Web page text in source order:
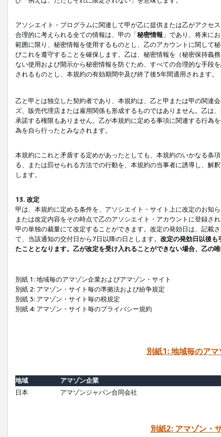
アソシエイト・プログラムに関連して甲が乙に提供または乙がアクセ
合理的に考えられる全ての情報は、甲の「秘密情報 」であり、将来に
範囲に限り、秘密情報を使用するものとし、乙のアカウントに関して
びこれを遵守することを確保します。乙は、秘密情報を（秘密保持義
ない使用および開示から秘密情報を防ぐため、すべての合理的な手段
されるものとし、本規約の有効期間中及び終了後5年間適用されます。
乙と甲とは独立した契約者であり、本規約は、乙と甲または甲の関連
ズ、販売代理店または雇用関係も形成するものではありません。乙は
承諾する権限もありません。乙が本規約に定める事項に関連する行為
為を自ら行ったとみなされます。
本規約にこれと矛盾する定めがあったとしても、本規約のいかなる条
る、または罰せられる方法での行動を、本規約の当事者に誘導し、解
します。
13. 改定
甲は、本規約に定める条件を、アソシエイト・サイト上に改定のお知
または改定内容をその時点で乙のアソシエイト・アカウントに登録さ
甲の単独の裁量にて改定することができます。改定の発効日は、記載
て、当該通知の交付日から7日以降の日とします。 改定の発効日以後も
たこととなります。乙が改定を受け入れることができない場合、乙の
別紙 1: 地域毎のアマゾン企業およびアマゾン・サイト
別紙 2: アマゾン・サイト毎の準拠法および紛争規定
別紙 3: アマゾン・サイト毎の税規定
別紙 4: アマゾン・サイト毎のプライバシー規約
別紙1: 地域毎のア
地域
アマゾン企業
日本
アマゾンジャパン合同会社
別紙2: アマゾン・